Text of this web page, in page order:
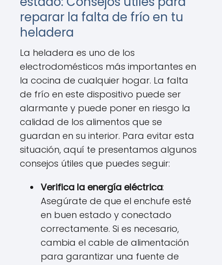
reparar la falta de frío en tu
heladera
La heladera es uno de los
electrodomésticos más importantes en
la cocina de cualquier hogar. La falta
de frío en este dispositivo puede ser
alarmante y puede poner en riesgo la
calidad de los alimentos que se
guardan en su interior. Para evitar esta
situación, aquí te presentamos algunos
consejos útiles que puedes seguir:
Verifica la energía eléctrica:
Asegúrate de que el enchufe esté
en buen estado y conectado
correctamente. Si es necesario,
cambia el cable de alimentación
para garantizar una fuente de